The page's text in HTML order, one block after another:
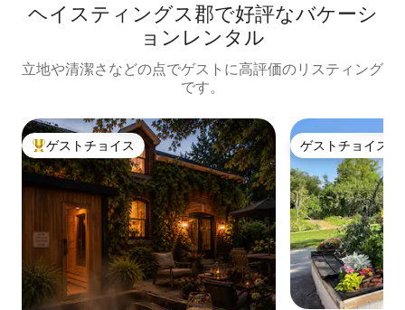
ヘイスティングス郡で好評なバケーシ
ョンレンタル
立地や清潔さなどの点でゲストに高評価のリスティング
です。
大好評のゲストチョイスです。
ゲストチョイス ゲストチョイス
ゲストチョイス